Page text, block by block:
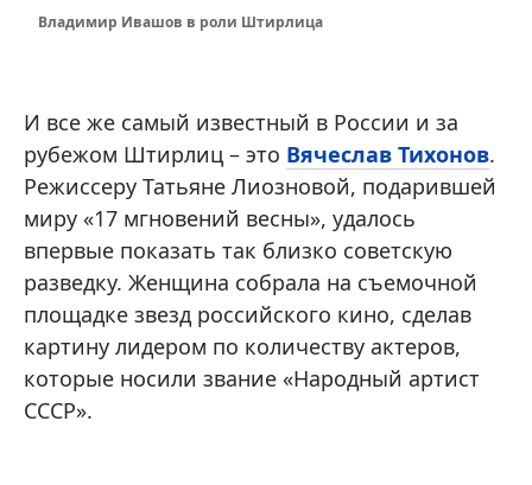
Владимир Ивашов в роли Штирлица
И все же самый известный в России и за
рубежом Штирлиц – это Вячеслав Тихонов.
Режиссеру Татьяне Лиозновой, подарившей
миру «17 мгновений весны», удалось
впервые показать так близко советскую
разведку. Женщина собрала на съемочной
площадке звезд российского кино, сделав
картину лидером по количеству актеров,
которые носили звание «Народный артист
СССР».